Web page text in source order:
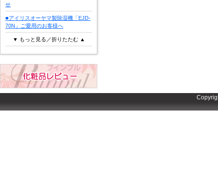
せ
■アイリスオーヤマ製除湿機「EJD-
70N」ご愛用のお客様へ
▼ もっと見る／折りたたむ ▲